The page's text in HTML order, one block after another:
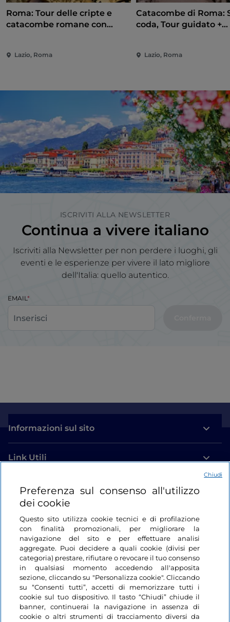
Roma: Tour delle cripte e
catacombe romane con
Lazio, Roma
Catacombe di Roma:
coda, Tour guidato +
Lazio, Roma
ISCRIVITI ALLA NEWSLETTER
Continua a vivere italiano
Iscriviti alla Newsletter per non perdere i luoghi, gli
eventi e le esperienze per vivere il lato migliore
dell'Italia: quello autentico.
EMAIL
Informazioni sul sito
Link Utili
Login
Restiamo in contatto
Preferenza sul consenso all'utilizzo
dei cookie
Questo sito utilizza cookie tecnici e di profilazione
con finalità promozionali, per migliorare la
navigazione del sito e per effettuare analisi
aggregate. Puoi decidere a quali cookie (divisi per
categoria) prestare, rifiutare o revocare il tuo consenso
in qualsiasi momento accedendo all'apposita
sezione, cliccando su "Personalizza cookie". Cliccando
su “Consenti tutti”, accetti di memorizzare tutti i
cookie sul tuo dispositivo. Il tasto “Chiudi” chiude il
banner, continuerai la navigazione in assenza di
cookie o altri strumenti di tracciamento diversi da
Chiudi